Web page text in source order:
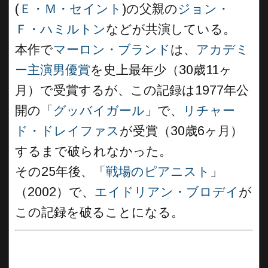
( Ｅ・Ｍ・セイント )の父親のジョン・
Ｆ・ハミルトンなどが共演している。
本作でマーロン・ブランドは、 アカデミ
ー主演男優賞を史上最年少（30歳11ヶ
月）で受賞するが、この記録は1977年公
開の「 グッバイガール 」で、
リチャー
ド・ドレイファス が受賞（30歳6ヶ月）
するまで破られなかった。
その25年後、「 戦場のピアニスト 」
（2002）で、 エイドリアン・ブロデイ が
この記録を破ることになる。